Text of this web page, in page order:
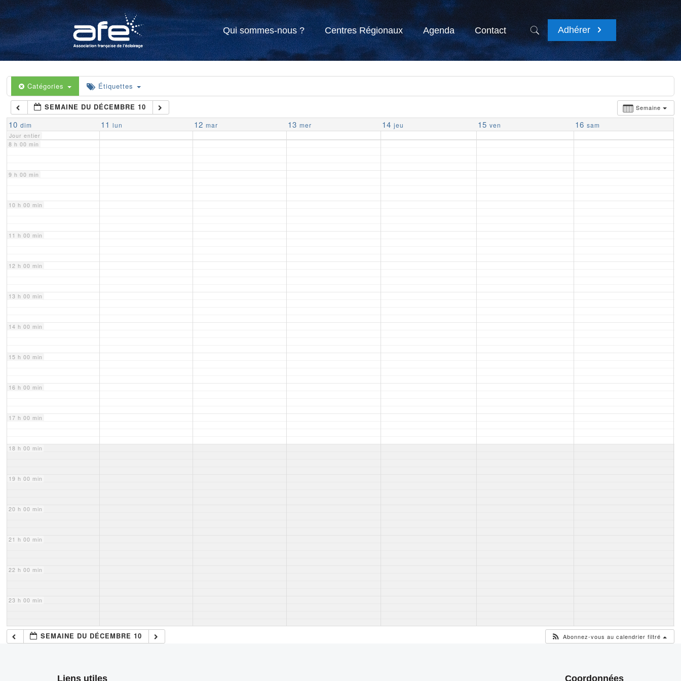
Qui sommes-nous ? Centres Régionaux Agenda Contact Adhérer
Catégories Étiquettes
Semaine
SEMAINE DU DÉCEMBRE 10
10 dim 11 lun 12 mar 13 mer 14 jeu 15 ven 16 sam
Jour entier
4 h 00 min
5 h 00 min
6 h 00 min
7 h 00 min
8 h 00 min
9 h 00 min
10 h 00 min
11 h 00 min
12 h 00 min
13 h 00 min
14 h 00 min
15 h 00 min
16 h 00 min
17 h 00 min
18 h 00 min
19 h 00 min
20 h 00 min
21 h 00 min
22 h 00 min
23 h 00 min
SEMAINE DU DÉCEMBRE 10 Abonnez-vous au calendrier filtré
Liens utiles Coordonnées